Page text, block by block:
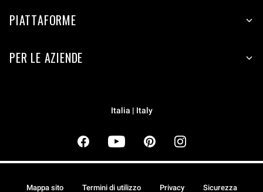
PIATTAFORME
PER LE AZIENDE
Italia | Italy
Mappa sito Termini di utilizzo Privacy Sicurezza